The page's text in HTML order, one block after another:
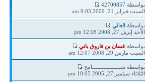
آخر
مشاركة
بواسطة42700857
السبت فبراير 21, 2009 9:03 am
آخر
مشاركة
بواسطة الغالي
الأحد إبريل 27, 2008 12:08 pm
آخر
مشاركة
بواسطةغسان بن فاروق باتي
السبت مارس 29, 2008 12:07 am
آخر
مشاركة
بواسطة ســـــــــــــــــــامح
الثلاثاء سبتمبر 27, 2005 10:05 pm